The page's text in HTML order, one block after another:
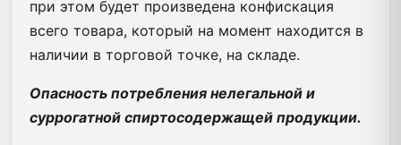
при этом будет произведена конфискация
всего товара, который на момент находится в
наличии в торговой точке, на складе.
Опасность потребления нелегальной и
суррогатной спиртосодержащей продукции.